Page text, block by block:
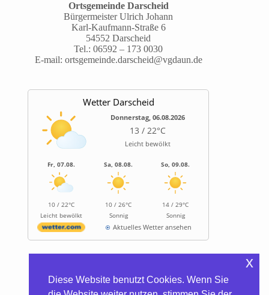
Ortsgemeinde Darscheid
Bürgermeister Ulrich Johann
Karl-Kaufmann-Straße 6
54552 Darscheid
Tel.:06592 – 173 0030
E-mail: ortsgemeinde.darscheid@vgdaun.de
Wetter Darscheid
Donnerstag, 06.08.2026
13 / 22°C
Leicht bewölkt
Fr, 07.08.
10 / 22°C
Leicht bewölkt
Sa, 08.08.
10 / 26°C
Sonnig
So, 09.08.
14 / 29°C
Sonnig
Aktuelles Wetter ansehen
Biocontainer
Diese Website benutzt Cookies. Wenn Sie
x